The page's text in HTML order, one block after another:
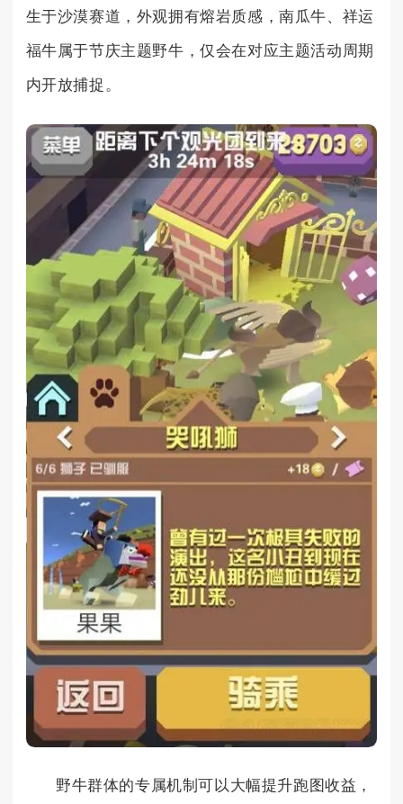
生于沙漠赛道，外观拥有熔岩质感，南瓜牛、祥运
福牛属于节庆主题野牛，仅会在对应主题活动周期
内开放捕捉。
野牛群体的专属机制可以大幅提升跑图收益，